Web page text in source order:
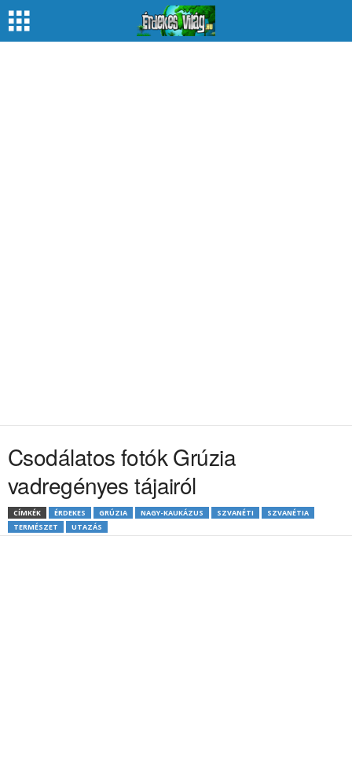
Csodálatos fotók Grúzia
vadregényes tájairól
CÍMKÉK ÉRDEKES GRÚZIA NAGY-KAUKÁZUS SZVANÉTI
SZVANÉTIA
TERMÉSZET
UTAZÁS